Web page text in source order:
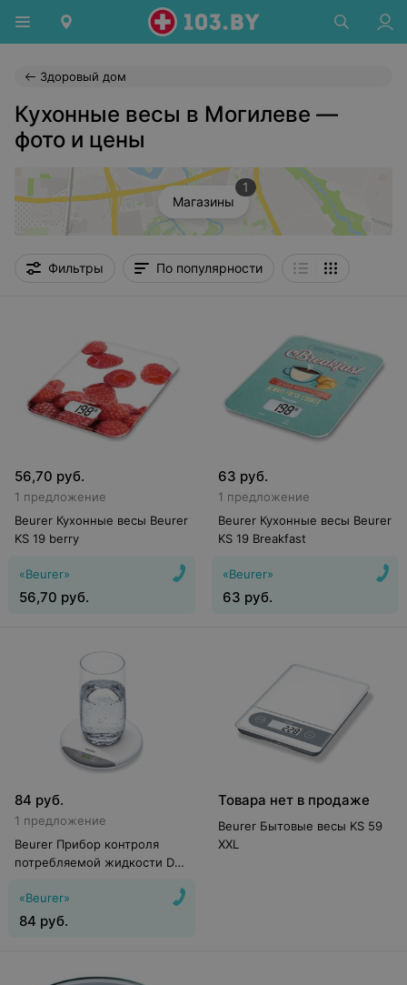
Здоровый дом
Кухонные весы в Могилеве —
фото и цены
Магазины
1
Фильтры По популярности
56,70 руб.
1 предложение
Beurer Кухонные весы Beurer
KS 19 berry
«Beurer»
56,70 руб.
63 руб.
1 предложение
Beurer Кухонные весы Beurer
KS 19 Breakfast
«Beurer»
63 руб.
84 руб.
1 предложение
Beurer Прибор контроля
потребляемой жидкости DM
«Beurer»
84 руб.
Товара нет в продаже
Beurer Бытовые весы KS 59
XXL